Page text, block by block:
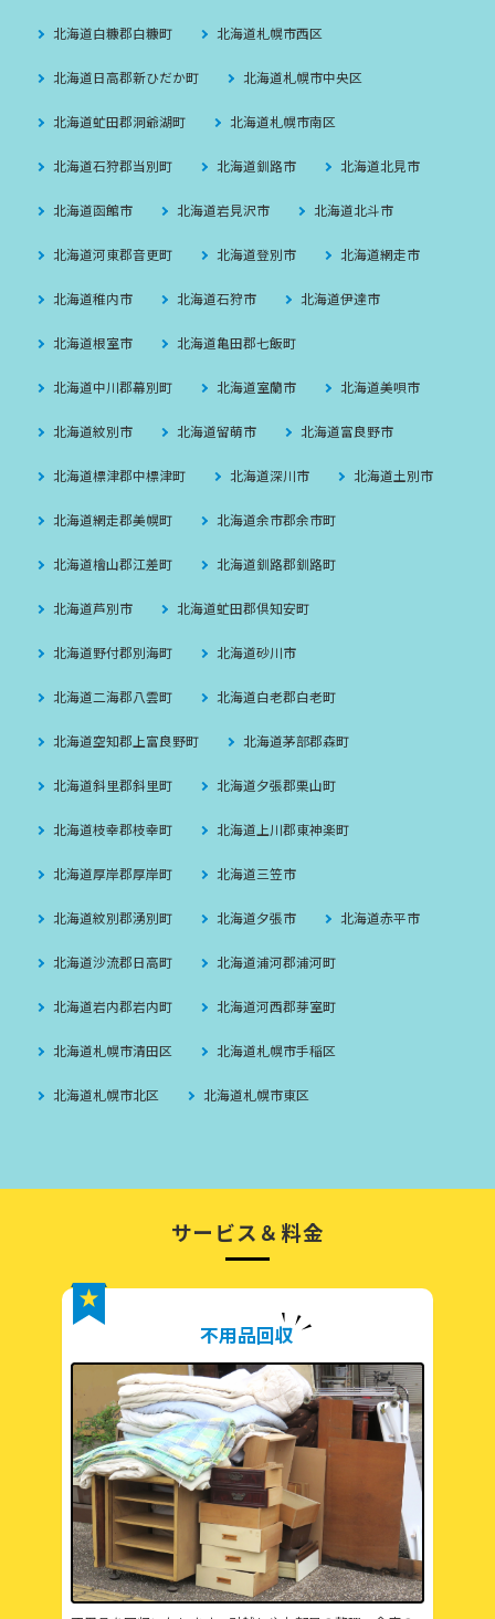
北海道白糠郡白糠町 北海道札幌市西区
北海道日高郡新ひだか町 北海道札幌市中央区
北海道虻田郡洞爺湖町 北海道札幌市南区
北海道石狩郡当別町 北海道釧路市 北海道北見市
北海道函館市 北海道岩見沢市 北海道北斗市
北海道河東郡音更町 北海道登別市 北海道網走市
北海道稚内市 北海道石狩市 北海道伊達市
北海道根室市 北海道亀田郡七飯町
北海道中川郡幕別町 北海道室蘭市 北海道美唄市
北海道紋別市 北海道留萌市 北海道富良野市
北海道標津郡中標津町 北海道深川市 北海道土別市
北海道網走郡美幌町 北海道余市郡余市町
北海道檜山郡江差町 北海道釧路郡釧路町
北海道芦別市 北海道虻田郡倶知安町
北海道野付郡別海町 北海道砂川市
北海道二海郡八雲町 北海道白老郡白老町
北海道空知郡上富良野町 北海道茅部郡森町
北海道斜里郡斜里町 北海道夕張郡栗山町
北海道枝幸郡枝幸町 北海道上川郡東神楽町
北海道厚岸郡厚岸町 北海道三笠市
北海道紋別郡湧別町 北海道夕張市 北海道赤平市
北海道沙流郡日高町 北海道浦河郡浦河町
北海道岩内郡岩内町 北海道河西郡芽室町
北海道札幌市清田区 北海道札幌市手稲区
北海道札幌市北区 北海道札幌市東区
サービス＆料金
不用品回収